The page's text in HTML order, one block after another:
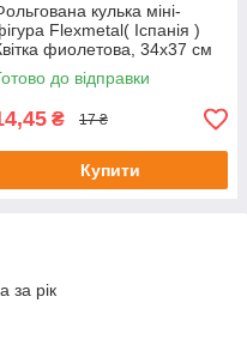
кулька міні-
Flexmetal( Іспанія )
фиолетова, 34х37 см
до відправки
₴ 17 ₴
Купити
за рік